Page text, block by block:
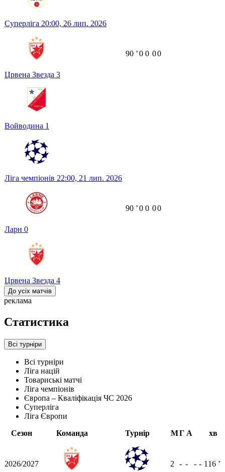
Суперліга 20:00, 26 лип. 2026
Црвена Звезда 3
Войводина 1
90 ʼ0 0 00
Ліга чемпіонів 22:00, 21 лип. 2026
Ларн 0
Црвена Звезда 4
90 ʼ0 0 00
До усіх матчів
реклама
Статистика
Всі турніри
Всі турніри
Ліга націй
Товариські матчі
Ліга чемпіонів
Європа – Кваліфікація ЧС 2026
Суперліга
Ліга Європи
Сезон
Команда Турнір МГ А хв
2026/2027 2 - - - - 116 ʼ